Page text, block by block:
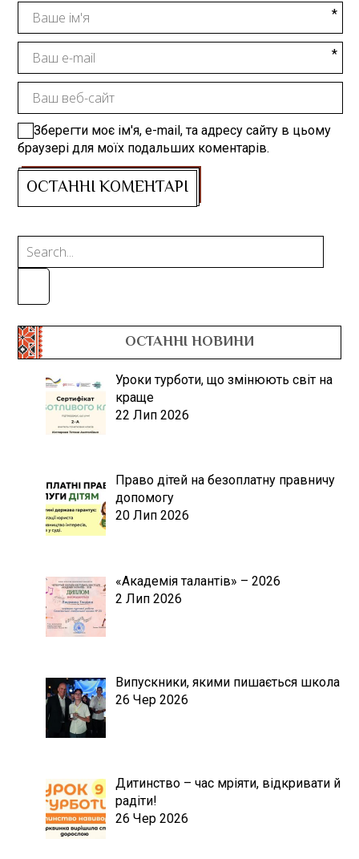
Зберегти моє ім'я, e-mail, та адресу сайту в цьому
браузері для моїх подальших коментарів.
ОСТАННІ НОВИНИ
Уроки турботи, що змінюють світ на
краще
22 Лип 2026
Право дітей на безоплатну правничу
допомогу
20 Лип 2026
«Академія талантів» – 2026
2 Лип 2026
Випускники, якими пишається школа
26 Чер 2026
Дитинство – час мріяти, відкривати й
радіти!
26 Чер 2026